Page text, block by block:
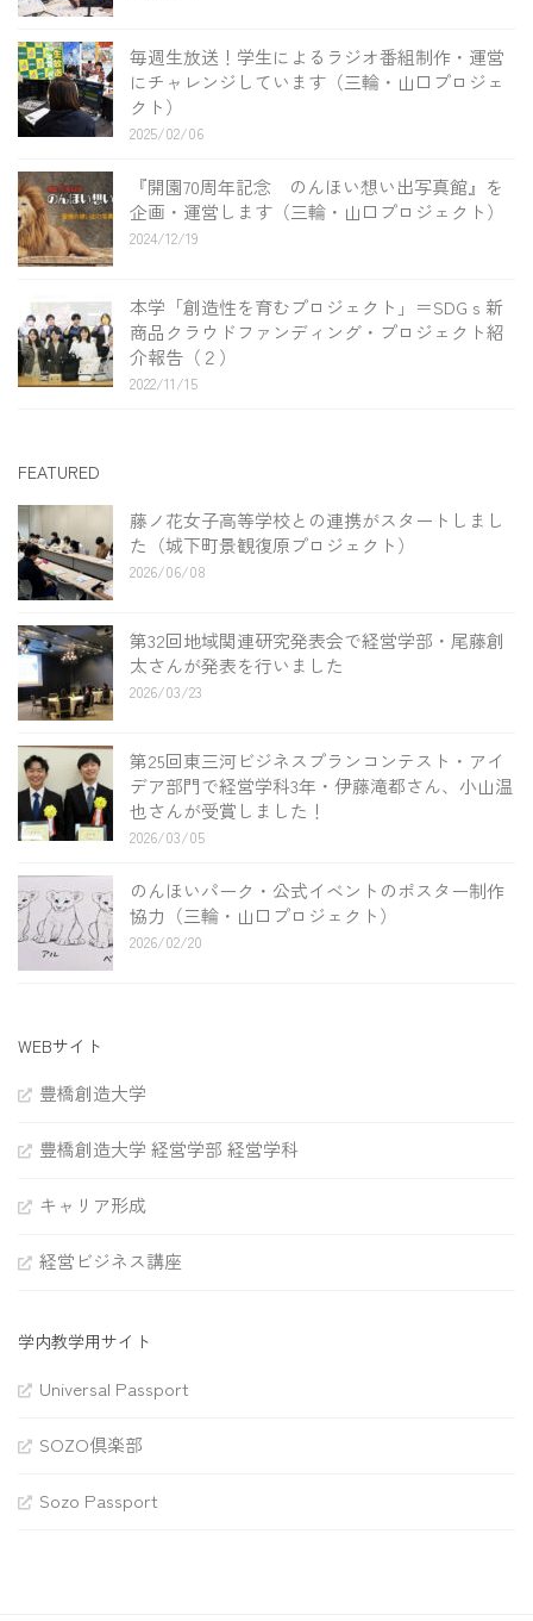
毎週生放送！学生によるラジオ番組制作・運営
にチャレンジしています（三輪・山口プロジェ
クト）
2025/02/06
『開園70周年記念 のんほい想い出写真館』を
企画・運営します（三輪・山口プロジェクト）
2024/12/19
本学「創造性を育むプロジェクト」＝SDGｓ新
商品クラウドファンディング・プロジェクト紹
介報告（２）
2022/11/15
FEATURED
藤ノ花女子高等学校との連携がスタートしまし
た（城下町景観復原プロジェクト）
2026/06/08
第32回地域関連研究発表会で経営学部・尾藤創
太さんが発表を行いました
2026/03/23
第25回東三河ビジネスプランコンテスト・アイ
デア部門で経営学科3年・伊藤滝都さん、小山温
也さんが受賞しました！
2026/03/05
のんほいパーク・公式イベントのポスター制作
協力（三輪・山口プロジェクト）
2026/02/20
WEBサイト
豊橋創造大学
豊橋創造大学 経営学部 経営学科
キャリア形成
経営ビジネス講座
学内教学用サイト
Universal Passport
SOZO倶楽部
Sozo Passport